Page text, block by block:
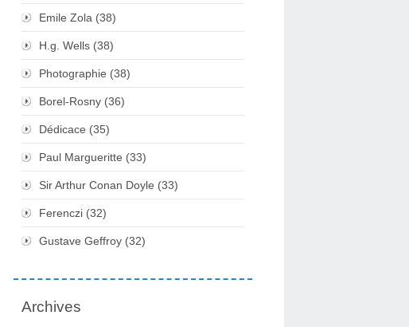
Emile Zola (38)
H.g. Wells (38)
Photographie (38)
Borel-Rosny (36)
Dédicace (35)
Paul Margueritte (33)
Sir Arthur Conan Doyle (33)
Ferenczi (32)
Gustave Geffroy (32)
Archives